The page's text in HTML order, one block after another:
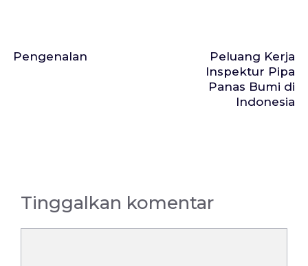
Pengenalan
Peluang Kerja
Inspektur Pipa
Panas Bumi di
Indonesia
Tinggalkan komentar